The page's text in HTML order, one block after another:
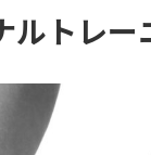
ルトレー